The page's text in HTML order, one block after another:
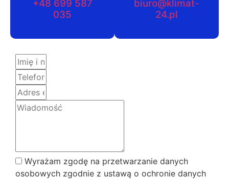
+48 699 587
035
biuro@klimat-
24.pl
Wyrażam zgodę na przetwarzanie danych
osobowych zgodnie z ustawą o ochronie danych